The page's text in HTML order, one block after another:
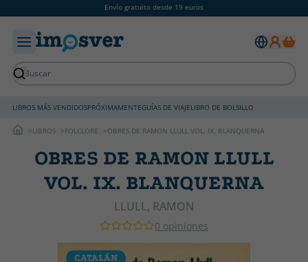
Envío gratuito desde 19 euros
LIBROS MÁS VENDIDOSPRÓXIMAMENTEGUÍAS DE VIAJELIBRO DE BOLSILLO
LIBROS FOLCLORE OBRES DE RAMON LLULL VOL. IX. BLANQUERNA
OBRES DE RAMON LLULL
VOL. IX. BLANQUERNA
LLULL, RAMON
0 opiniones
CATALÁN